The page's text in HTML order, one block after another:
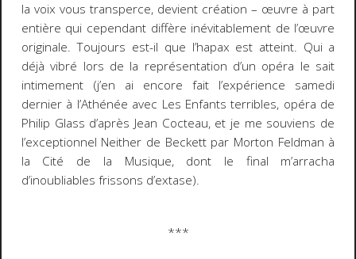
la voix vous transperce, devient création – œuvre à part
entière qui cependant diffère inévitablement de l’œuvre
originale. Toujours est-il que l’hapax est atteint. Qui a
déjà vibré lors de la représentation d’un opéra le sait
intimement (j’en ai encore fait l’expérience samedi
dernier à l’Athénée avec Les Enfants terribles, opéra de
Philip Glass d’après Jean Cocteau, et je me souviens de
l’exceptionnel Neither de Beckett par Morton Feldman à
la Cité de la Musique, dont le final m’arracha
d’inoubliables frissons d’extase).
***